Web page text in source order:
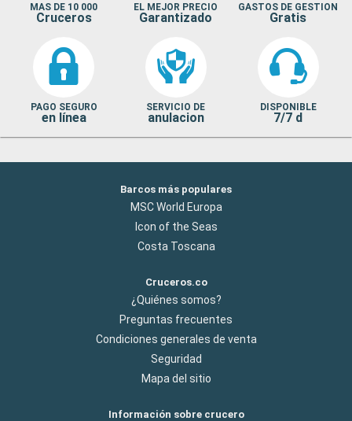
MAS DE 10 000
Cruceros
EL MEJOR PRECIO
Garantizado
GASTOS DE GESTION
Gratis
PAGO SEGURO
en línea
SERVICIO DE
anulacion
DISPONIBLE
7/7 d
Barcos más populares
MSC World Europa
Icon of the Seas
Costa Toscana
Cruceros.co
¿Quiénes somos?
Preguntas frecuentes
Condiciones generales de venta
Seguridad
Mapa del sitio
Información sobre crucero